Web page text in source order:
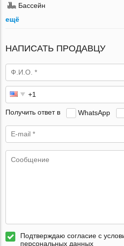
Бассейн
ещё
НАПИСАТЬ ПРОДАВЦУ
Получить ответ в WhatsApp
Подтверждаю согласие с
персональных данных